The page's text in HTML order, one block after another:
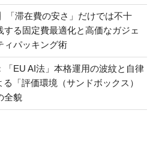
「滞在費の安さ」だけでは不十
る固定費最適化と高価なガジェ
ィパッキング術
「EU AI法」本格運用の波紋と自律
「評価環境（サンドボックス）
全貌